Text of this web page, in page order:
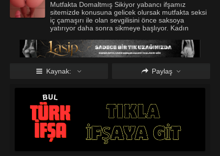
Mutfakta Domaltmış Sikiyor yabancı ifşamız
sitemizde konusuna gelicek olursak mutfakta seksi
iç çamaşırı ile olan sevgilisini önce saksoya
yatırıyor daha sonra sikmeye başlıyor. Kadın
Turkifsabul.com keyifli dakikalar diler.
Kaynak: Paylaş